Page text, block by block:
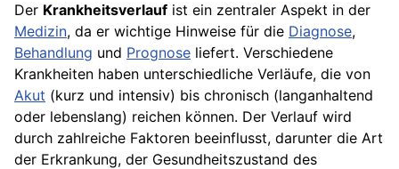
Der Krankheitsverlauf ist ein zentraler Aspekt in der
Medizin, da er wichtige Hinweise für die Diagnose,
Behandlung und Prognose liefert. Verschiedene
Krankheiten haben unterschiedliche Verläufe, die von
Akut (kurz und intensiv) bis chronisch (langanhaltend
oder lebenslang) reichen können. Der Verlauf wird
durch zahlreiche Faktoren beeinflusst, darunter die Art
der Erkrankung, der Gesundheitszustand des